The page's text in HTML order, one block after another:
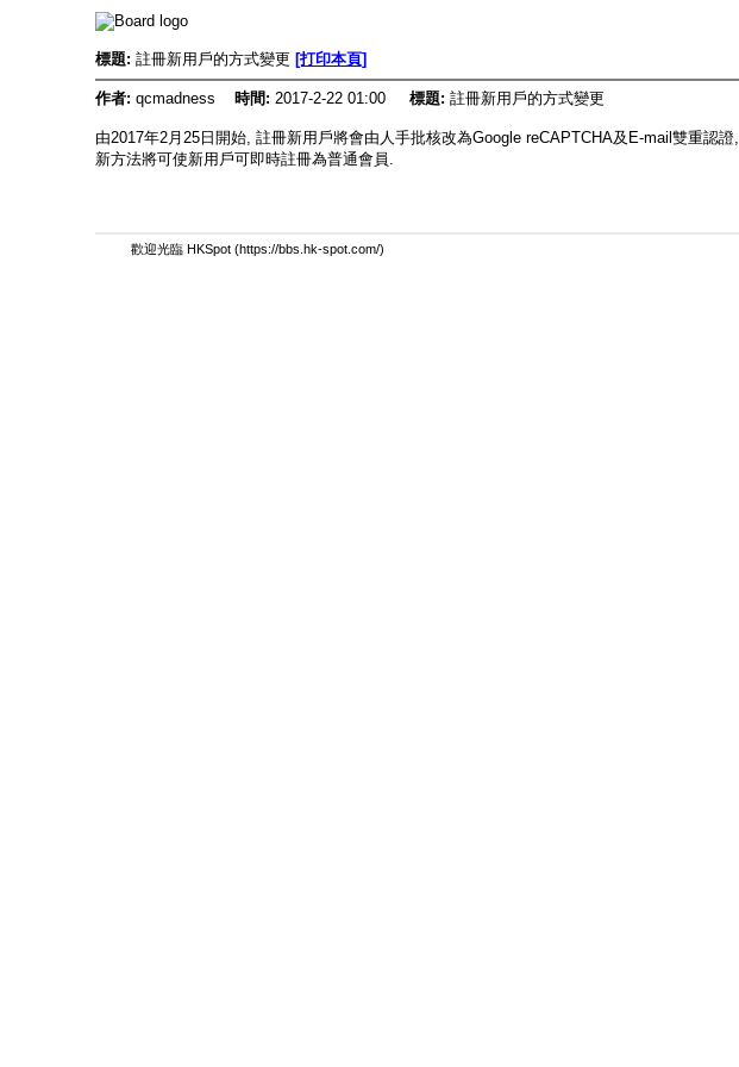
標題: 註冊新用戶的方式變更 [打印本頁]
作者: qcmadness 時間: 2017-2-22 01:00 標題: 註冊新用戶的方式變更
由2017年2月25日開始, 註冊新用戶將會由人手批核改為Google reCAPTCHA及E-mail雙重認證,
新方法將可使新用戶可即時註冊為普通會員.
歡迎光臨 HKSpot (https://bbs.hk-spot.com/)